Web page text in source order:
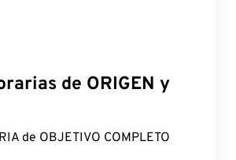
de ORIGEN y
de OBJETIVO COMPLETO